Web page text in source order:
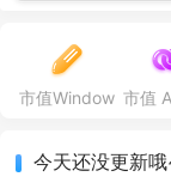
发 Meme 新手 CZ
市值Window 市值
今天还没更新